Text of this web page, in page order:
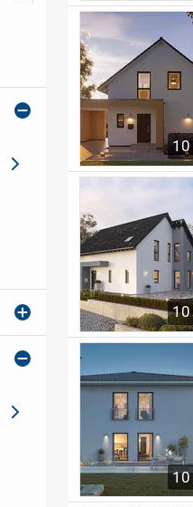
10
10
10
Abschicken
Abschicken